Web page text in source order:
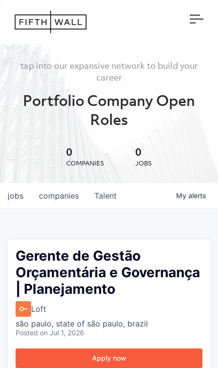
tap into our expansive network to build your
career
Portfolio Company Open
Roles
0
COMPANIES
0
JOBS
jobs companies Talent My alerts
Gerente de Gestão
Orçamentária e Governança
| Planejamento
Loft
são paulo, state of são paulo, brazil
Posted on Jul 1, 2026
Apply now